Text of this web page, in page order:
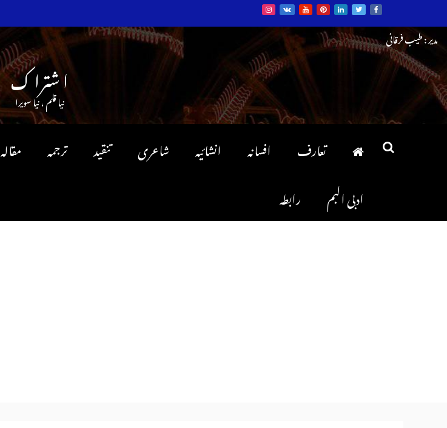
to
content
مدیر : طیب فرقانی
ا شترا ک
نیا قلم ، نیا سویرا
تعارف افسانہ انشائیہ شاعری تنقید ترجمہ مقالہ
ادبی البم
رابطہ